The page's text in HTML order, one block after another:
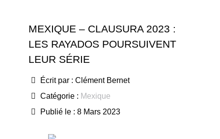
MEXIQUE – CLAUSURA 2023 :
LES RAYADOS POURSUIVENT
LEUR SÉRIE
Écrit par : Clément Bernet
Catégorie : Mexique
Publié le : 8 Mars 2023